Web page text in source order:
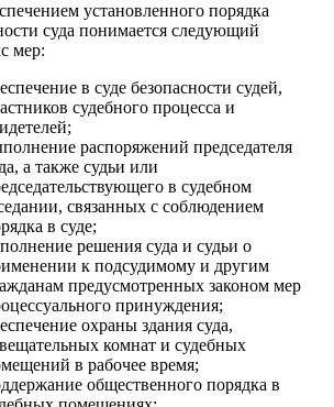
установленного порядка
суда понимается следующий
мер:
в суде безопасности судей,
судебного процесса и
распоряжений председателя
а также судьи или
в судебном
связанных с соблюдением
в суде;
решения суда и судьи о
к подсудимому и другим
предусмотренных законом мер
принуждения;
охраны здания суда,
комнат и судебных
в рабочее время;
общественного порядка в